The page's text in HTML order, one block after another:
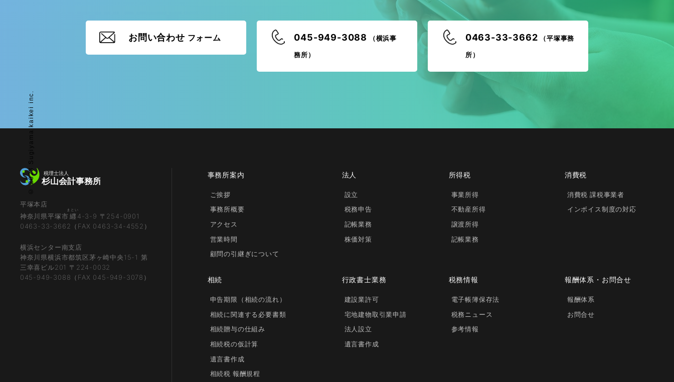
お問い合わせ フォーム 045-949-3088 （横浜事
務所）
0463-33-3662 （平塚事務
所）
© 2023 Sugiyama kaikei inc.
平塚本店
神奈川県平塚市纒
まとい
4-3-9 〒254-0901
0463-33-3662（FAX 0463-34-4552）
横浜センター南支店
神奈川県横浜市都筑区茅ヶ崎中央15-1 第
三幸喜ビル201 〒224-0032
045-949-3088（FAX 045-949-3078）
事務所案内
ご挨拶
事務所概要
アクセス
営業時間
顧問の引継ぎについて
法人
設立
税務申告
記帳業務
株価対策
所得税
事業所得
不動産所得
譲渡所得
記帳業務
消費税
消費税 課税事業者
インボイス制度の対応
相続
申告期限（相続の流れ）
相続に関連する必要書類
相続贈与の仕組み
相続税の仮計算
遺言書作成
相続税 報酬規程
行政書士業務
建設業許可
宅地建物取引業申請
法人設立
遺言書作成
税務情報
電子帳簿保存法
税務ニュース
参考情報
報酬体系・お問合せ
報酬体系
お問合せ